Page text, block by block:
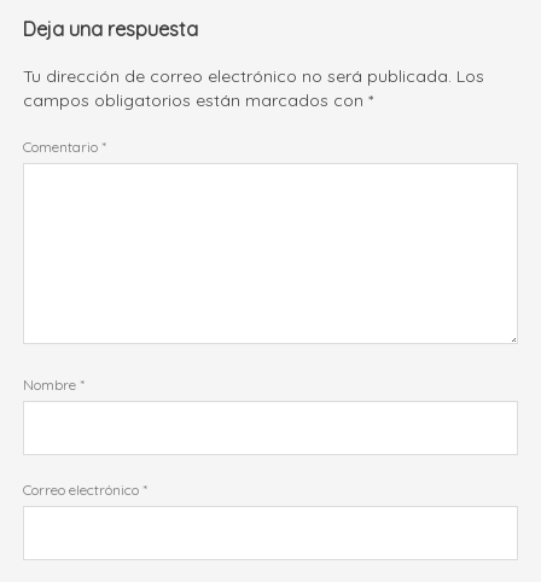
Deja una respuesta
Tu dirección de correo electrónico no será publicada. Los
campos obligatorios están marcados con*
Comentario *
Nombre *
Correo electrónico *